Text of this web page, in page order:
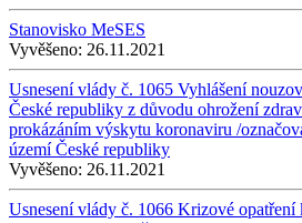
Stanovisko MeSES
Vyvěšeno: 26.11.2021
Usnesení vlády č. 1065 Vyhlášení
České republiky z důvodu ohrožení
prokázáním výskytu koronaviru /
území České republiky
Vyvěšeno: 26.11.2021
Usnesení vlády č. 1066 Krizové opatření